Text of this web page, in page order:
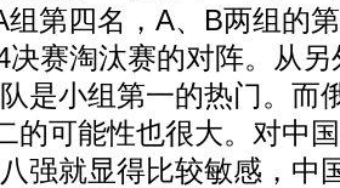
组第四名，A、B两组的
决赛淘汰赛的对阵。从
是小组第一的热门。而
的可能性也很大。对中
强就显得比较敏感，中